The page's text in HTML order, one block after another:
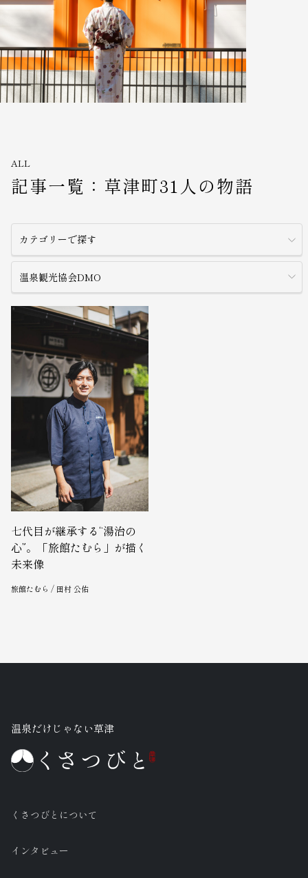
ALL
記事一覧：草津町31人の物語
カテゴリーで探す
温泉観光協会DMO
七代目が継承する“湯治の
心”。「旅館たむら」が描く
未来像
旅館たむら / 田村 公佑
温泉だけじゃない草津
くさつびとについて
インタビュー